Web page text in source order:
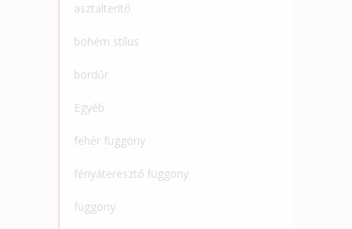
asztalterítő
bohém stílus
bordűr
Egyéb
fehér függöny
fényáteresztő függöny
függöny